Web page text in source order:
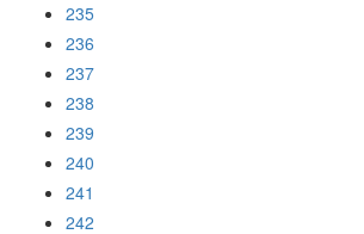
235
236
237
238
239
240
241
242